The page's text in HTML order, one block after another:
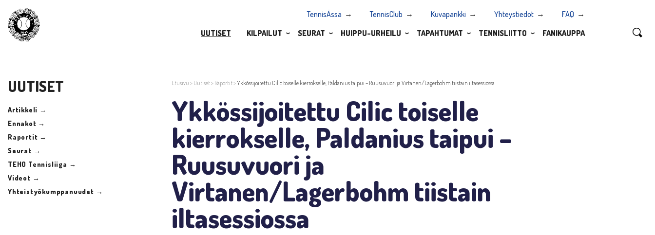
TennisÄssä TennisClub Kuvapankki Yhteystiedot
FAQ
UUTISET
KILPAILUT SEURAT HUIPPU-URHEILU TAPAHTUMAT TENNISLIITTO FANIKAUPPA
UUTISET
Artikkeli →
Ennakot →
Raportit →
Seurat →
TEHO Tennisliiga →
Videot →
Yhteistyökumppanuudet →
Etusivu > Uutiset> Raportit>Ykkössijoitettu Cilic toiselle kierrokselle, Paldanius taipui – Ruusuvuori ja Virtanen/Lagerbohm tiistain iltasessiossa
Ykkössijoitettu Cilic toiselle
kierrokselle, Paldanius taipui –
Ruusuvuori ja
Virtanen/Lagerbohm tiistain
iltasessiossa